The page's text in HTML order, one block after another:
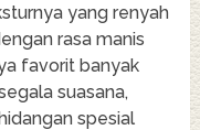
yang renyah
rasa manis
favorit banyak
suasana,
spesial